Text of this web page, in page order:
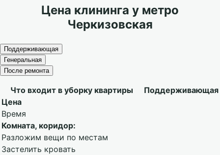
Цена клининга у метро
Черкизовская
Поддерживающая
Генеральная
После ремонта
Что входит в уборку квартиры
Поддерживающая
Цена
Время
Комната, коридор:
Разложим вещи по местам
Застелить кровать